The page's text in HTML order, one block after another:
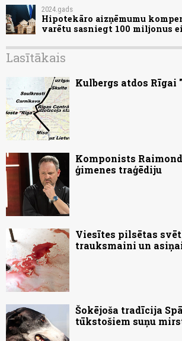
2024.gads
Hipotekāro aizņēmumu
varētu sasniegt 100 miljonus
Lasītākais
Kulbergs atdos Rīgai
Komponists
ģimenes traģēdiju
Viesītes pilsētas
trauksmaini un
Šokējoša tradīcija
tūkstošiem suņu